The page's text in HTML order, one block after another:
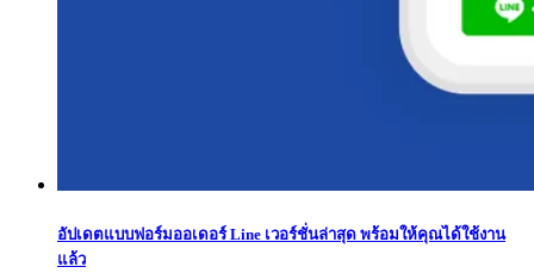
อัปเดตแบบฟอร์มออเดอร์ Line เวอร์ชั่นล่าสุด พร้อมให้คุณได้ใช้งาน
แล้ว